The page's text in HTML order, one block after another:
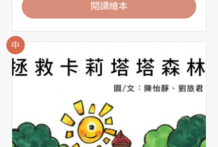
閱讀繪本
中